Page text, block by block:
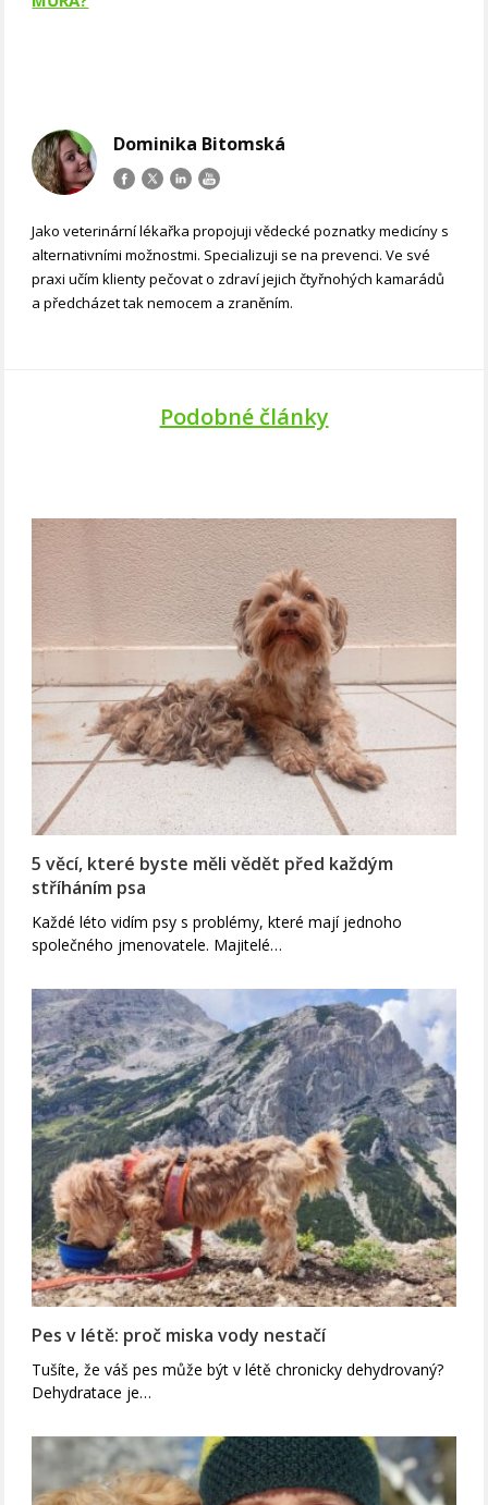
Dominika Bitomská
Jako veterinární lékařka propojuji vědecké poznatky medicíny s
alternativními možnostmi. Specializuji se na prevenci. Ve své
praxi učím klienty pečovat o zdraví jejich čtyřnohých kamarádů
a předcházet tak nemocem a zraněním.
Podobné články
5 věcí, které byste měli vědět před každým
stříháním psa
Každé léto vidím psy s problémy, které mají jednoho
společného jmenovatele. Majitelé…
Pes v létě: proč miska vody nestačí
Tušíte, že váš pes může být v létě chronicky dehydrovaný?
Dehydratace je…